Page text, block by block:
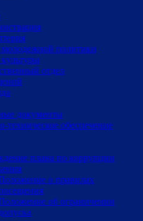
политики
отдел
документы
техническое обеспечение
плана по коррупции
о правилах
об ограничении